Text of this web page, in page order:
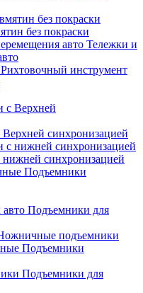
без покраски
Тележки и
Рихтовочный инструмент
синхронизацией
синхронизацией
Подъемники
Подъемники для
подъемники
Подъемники
Подъемники для